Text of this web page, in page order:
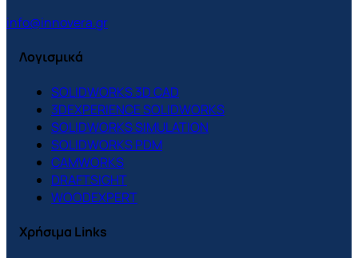
info@innovera.gr
Λογισμικά
SOLIDWORKS 3D CAD
3DEXPERIENCE SOLIDWORKS
SOLIDWORKS SIMULATION
SOLIDWORKS PDM
CAMWORKS
DRAFTSIGHT
WOODEXPERT
Χρήσιμα Links